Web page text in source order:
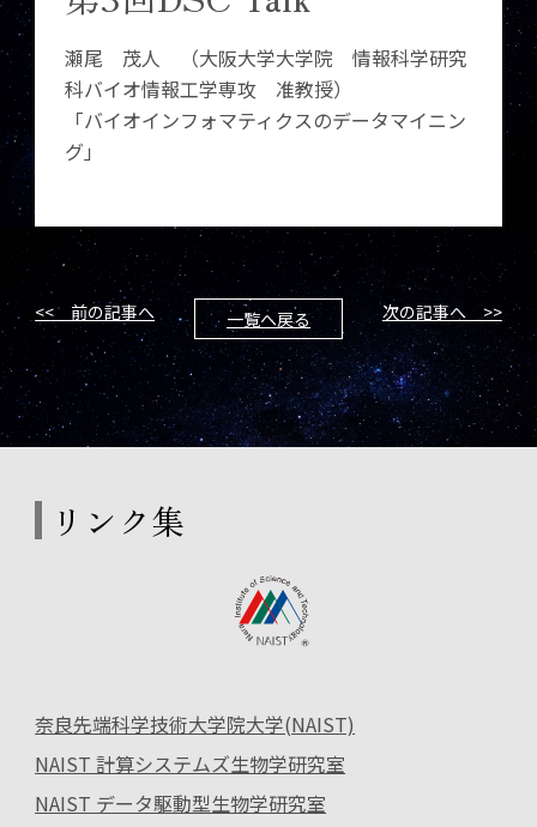
瀬尾 茂人 （大阪大学大学院 情報科学研究
科バイオ情報工学専攻 准教授）
「バイオインフォマティクスのデータマイニン
グ」
<< 前の記事へ 一覧へ戻る 次の記事へ >>
リンク集
奈良先端科学技術大学院大学(NAIST)
NAIST 計算システムズ生物学研究室
NAIST データ駆動型生物学研究室